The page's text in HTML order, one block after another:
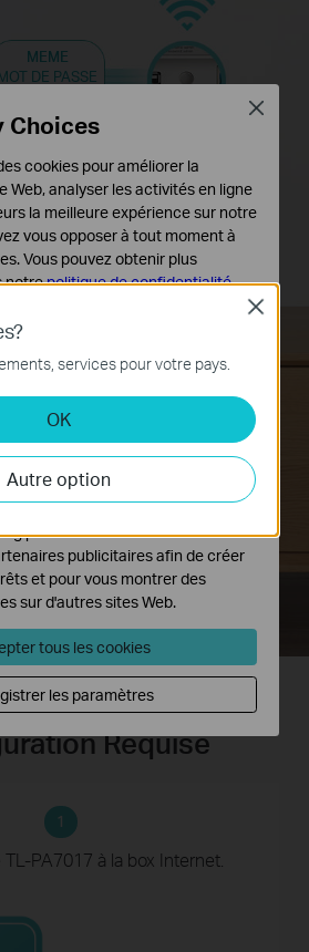
MEME
DE PASSE
Routeur
Play, Aucune
Requise
1
PA7017 à la box Internet.
services pour votre pays.
OK
Autre option
Close
Choices
cookies pour améliorer la
Web, analyser les activités en ligne
la meilleure expérience sur notre
vous opposer à tout moment à
Vous pouvez obtenir plus
notrepolitique de confidentialité.
au fonctionnement du
pas être désactivés dans vos
marketing
nous permettent d'analyser vos
Web pour améliorer et ajuster les
site Web.
peuvent être définis via notre
publicitaires afin de créer
et pour vous montrer des
sur d'autres sites Web.
tous les cookies
les paramètres
Close